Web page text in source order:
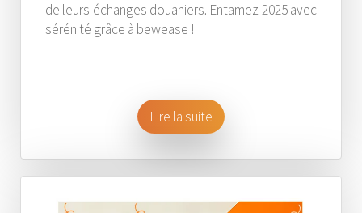
de leurs échanges douaniers. Entamez 2025 avec
sérénité grâce à bewease !
Lire la suite